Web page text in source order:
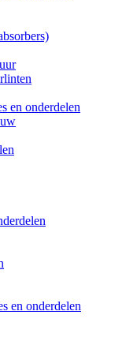
en onderdelen
en onderdelen